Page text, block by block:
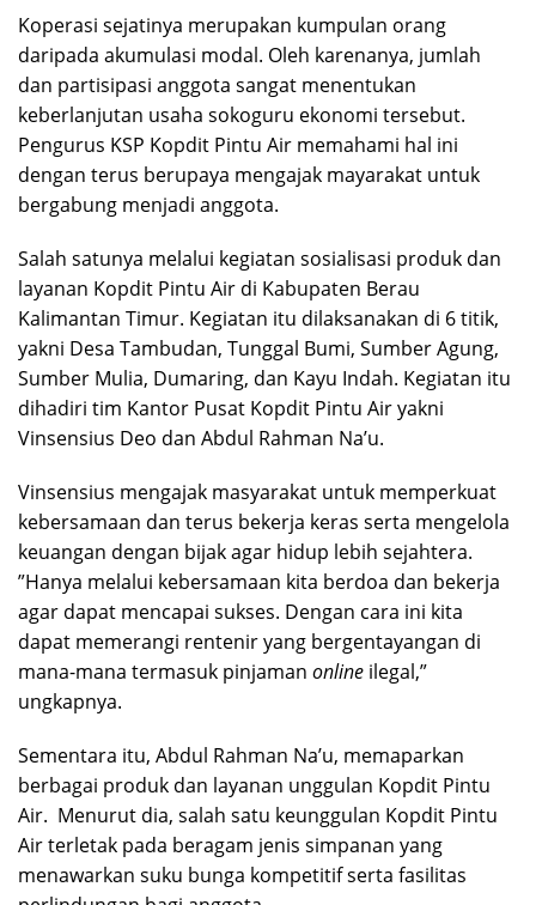
Koperasi sejatinya merupakan kumpulan orang
daripada akumulasi modal. Oleh karenanya, jumlah
dan partisipasi anggota sangat menentukan
keberlanjutan usaha sokoguru ekonomi tersebut.
Pengurus KSP Kopdit Pintu Air memahami hal ini
dengan terus berupaya mengajak mayarakat untuk
bergabung menjadi anggota.
Salah satunya melalui kegiatan sosialisasi produk dan
layanan Kopdit Pintu Air di Kabupaten Berau
Kalimantan Timur. Kegiatan itu dilaksanakan di 6 titik,
yakni Desa Tambudan, Tunggal Bumi, Sumber Agung,
Sumber Mulia, Dumaring, dan Kayu Indah. Kegiatan itu
dihadiri tim Kantor Pusat Kopdit Pintu Air yakni
Vinsensius Deo dan Abdul Rahman Na’u.
Vinsensius mengajak masyarakat untuk memperkuat
kebersamaan dan terus bekerja keras serta mengelola
keuangan dengan bijak agar hidup lebih sejahtera.
”Hanya melalui kebersamaan kita berdoa dan bekerja
agar dapat mencapai sukses. Dengan cara ini kita
dapat memerangi rentenir yang bergentayangan di
mana-mana termasuk pinjaman online ilegal,”
ungkapnya.
Sementara itu, Abdul Rahman Na’u, memaparkan
berbagai produk dan layanan unggulan Kopdit Pintu
Air. Menurut dia, salah satu keunggulan Kopdit Pintu
Air terletak pada beragam jenis simpanan yang
menawarkan suku bunga kompetitif serta fasilitas